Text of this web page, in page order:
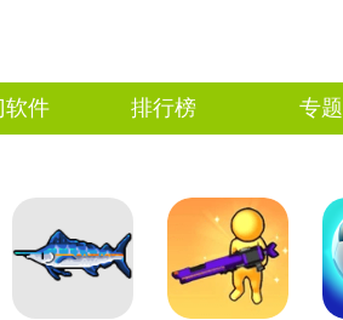
软件 排行榜 专题